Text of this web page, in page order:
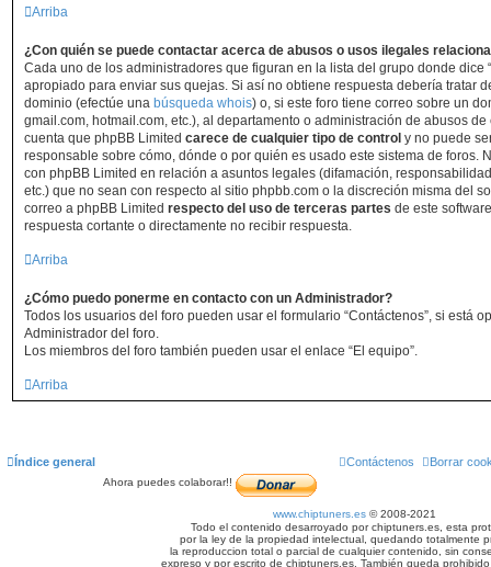
Arriba
¿Con quién se puede contactar acerca de abusos o usos ilegales
Cada uno de los administradores que figuran en la lista del grupo donde dice
apropiado para enviar sus quejas. Si así no obtiene respuesta debería tratar
dominio (efectúe una búsqueda whois) o, si este foro tiene correo sobre un
gmail.com, hotmail.com, etc.), al departamento o administración de abusos
cuenta que phpBB Limited carece de cualquier tipo de control y no puede
responsable sobre cómo, dónde o por quién es usado este sistema de foros.
con phpBB Limited en relación a asuntos legales (difamación,
etc.) que no sean con respecto al sitio phpbb.com o la discreción misma del
correo a phpBB Limited respecto del uso de terceras partes de este
respuesta cortante o directamente no recibir respuesta.
Arriba
¿Cómo puedo ponerme en contacto con un Administrador?
Todos los usuarios del foro pueden usar el formulario “Contáctenos”, si está
Administrador del foro.
Los miembros del foro también pueden usar el enlace “El equipo”.
Arriba
Índice general Borrar
Contáctenos
Ahora puedes colaborar!!
www.chiptuners.es © 2008-2021
Todo el contenido desarroyado por chiptuners.es, esta
por la ley de la propiedad intelectual, quedando totalmente
la reproduccion total o parcial de cualquier contenido, sin
expreso y por escrito de chiptuners.es. También queda